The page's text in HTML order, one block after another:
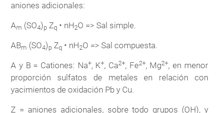
aniones adicionales:
Am (SO4)p Zq • nH2O => Sal simple.
ABm (SO4)p Zq • nH2O => Sal compuesta.
A y B = Cationes: Na+, K+, Ca2+, Fe2+, Mg2+, en menor
proporción sulfatos de metales en relación con
yacimientos de oxidación Pb y Cu.
Z = aniones adicionales, sobre todo grupos (OH), y